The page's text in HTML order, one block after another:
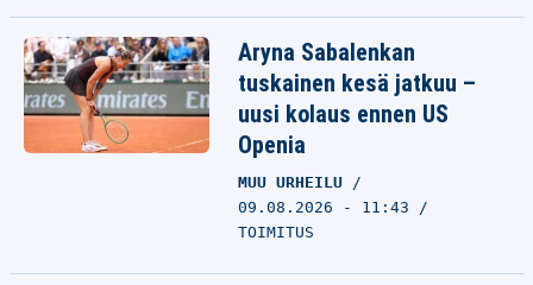
Aryna Sabalenkan
tuskainen kesä jatkuu –
uusi kolaus ennen US
Openia
MUU URHEILU
09.08.2026 - 11:43
TOIMITUS